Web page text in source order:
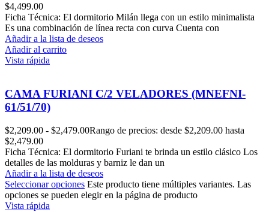
$4,499.00
Ficha Técnica: El dormitorio Milán llega con un estilo minimalista
Es una combinación de línea recta con curva Cuenta con
Añadir a la lista de deseos
Añadir al carrito
Vista rápida
CAMA FURIANI C/2 VELADORES (MNEFNI-
61/51/70)
$2,209.00 - $2,479.00Rango de precios: desde $2,209.00 hasta
$2,479.00
Ficha Técnica: El dormitorio Furiani te brinda un estilo clásico Los
detalles de las molduras y barniz le dan un
Añadir a la lista de deseos
Seleccionar opciones Este producto tiene múltiples variantes. Las
opciones se pueden elegir en la página de producto
Vista rápida